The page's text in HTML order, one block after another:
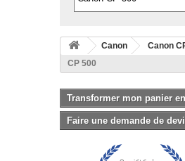
Canon Canon
CP 500
Transformer mon panier
Faire une demande de